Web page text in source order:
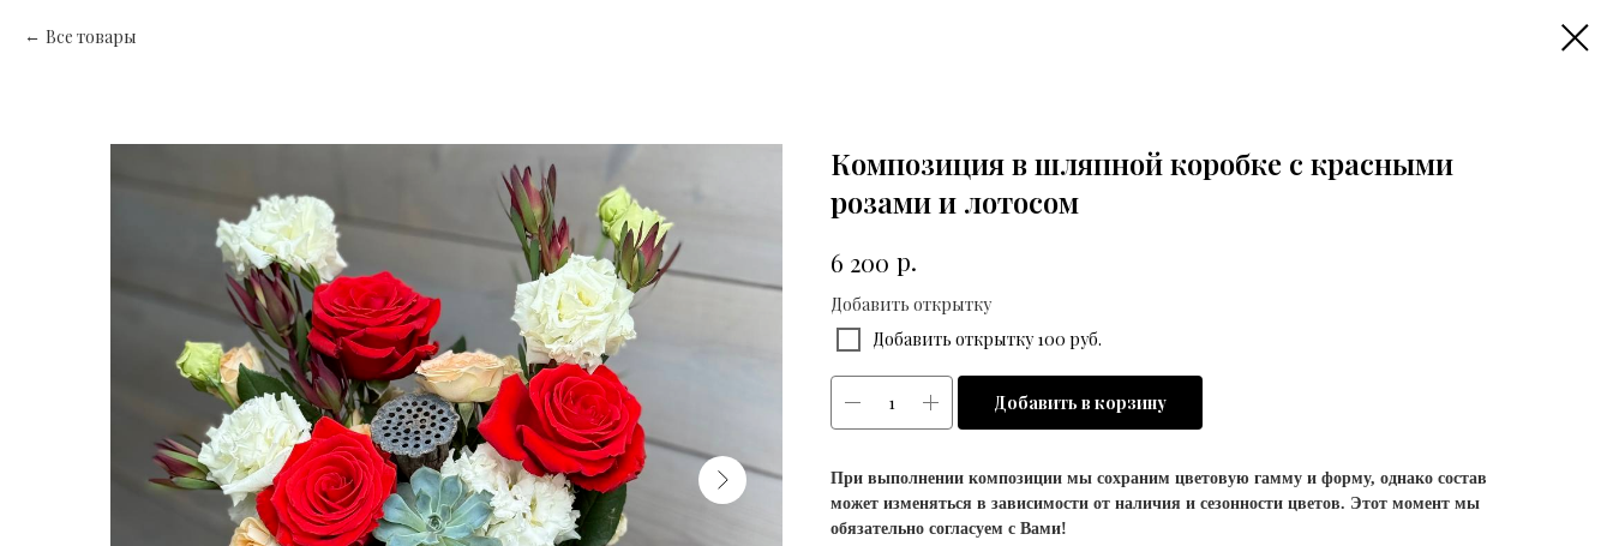
Все товары
Композиция в шляпной коробке с красными
розами и лотосом
6 200 р.
Добавить открытку
Добавить открытку 100 руб.
Добавить в корзину
При выполнении композиции мы сохраним цветовую гамму и форму, однако состав
может изменяться в зависимости от наличия и сезонности цветов. Этот момент мы
обязательно согласуем с Вами!